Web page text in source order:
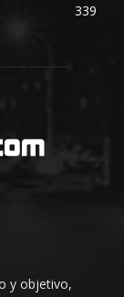
339
y objetivo,